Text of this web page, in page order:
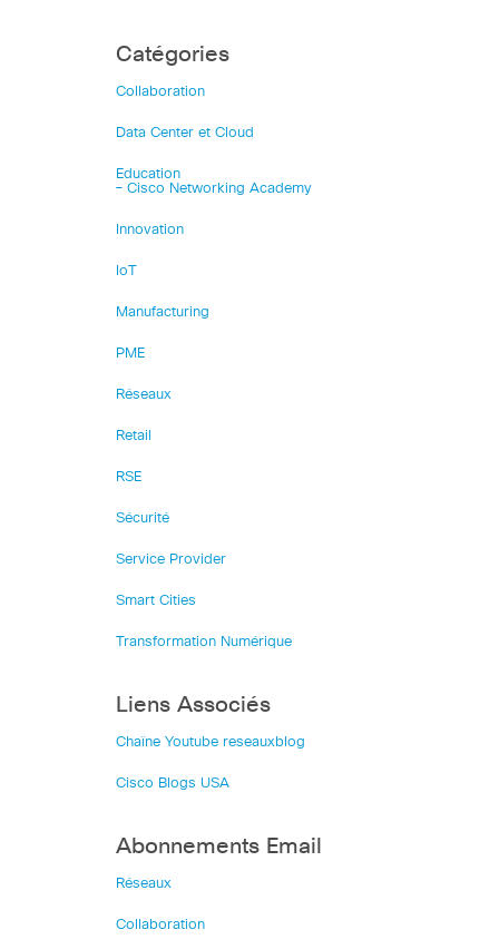
Catégories
Collaboration
Data Center et Cloud
Education
– Cisco Networking Academy
Innovation
IoT
Manufacturing
PME
Réseaux
Retail
RSE
Sécurité
Service Provider
Smart Cities
Transformation Numérique
Liens Associés
Chaîne Youtube reseauxblog
Cisco Blogs USA
Abonnements Email
Réseaux
Collaboration